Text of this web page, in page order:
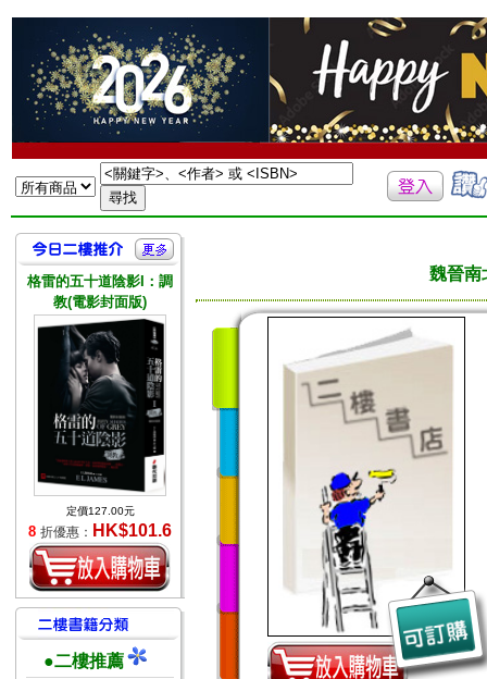
格雷的五十道陰影I：調
教(電影封面版)
定價127.00元
8 折優惠： HK$101.6
●二樓推薦
魏晉南